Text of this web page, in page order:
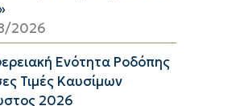
2026
Ενότητα Ροδόπης
Τιμές Καυσίμων
2026